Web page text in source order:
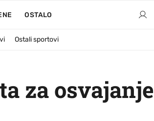
OSTALO
Ostali sportovi
za osvajanje